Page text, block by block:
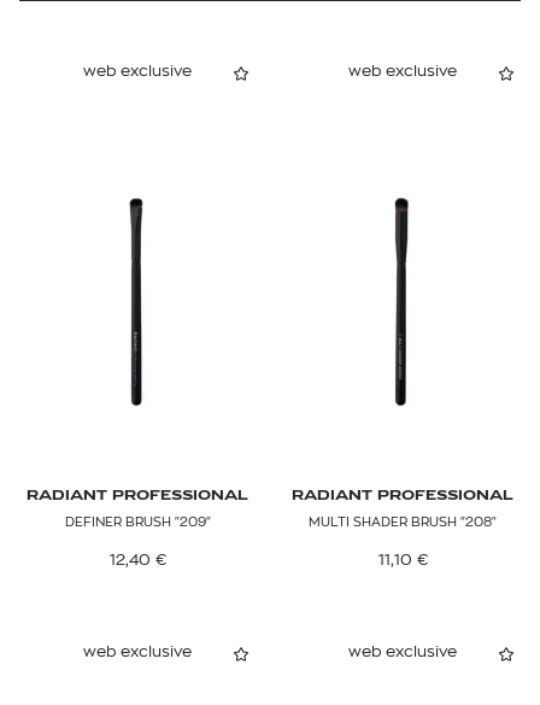
web exclusive
RADIANT PROFESSIONAL
DEFINER BRUSH "209"
12,40 €
web exclusive
RADIANT PROFESSIONAL
MULTI SHADER BRUSH "208"
11,10 €
web exclusive web exclusive